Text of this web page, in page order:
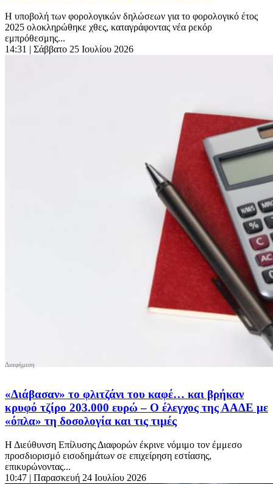
Η υποβολή των φορολογικών δηλώσεων για το φορολογικό έτος
2025 ολοκληρώθηκε χθες, καταγράφοντας νέα ρεκόρ
εμπρόθεσμης...
14:31 | Σάββατο 25 Ιουλίου 2026
«Διάβασαν» το φλιτζάνι του καφέ… και βρήκαν
κρυφό τζίρο 203.000 ευρώ – Ο έλεγχος της ΑΑΔΕ με
«όπλα» τη δοσολογία και τις τιμές
Η Διεύθυνση Επίλυσης Διαφορών έκρινε νόμιμο τον έμμεσο
προσδιορισμό εισοδημάτων σε επιχείρηση εστίασης,
επικυρώνοντας...
10:47 | Παρασκευή 24 Ιουλίου 2026